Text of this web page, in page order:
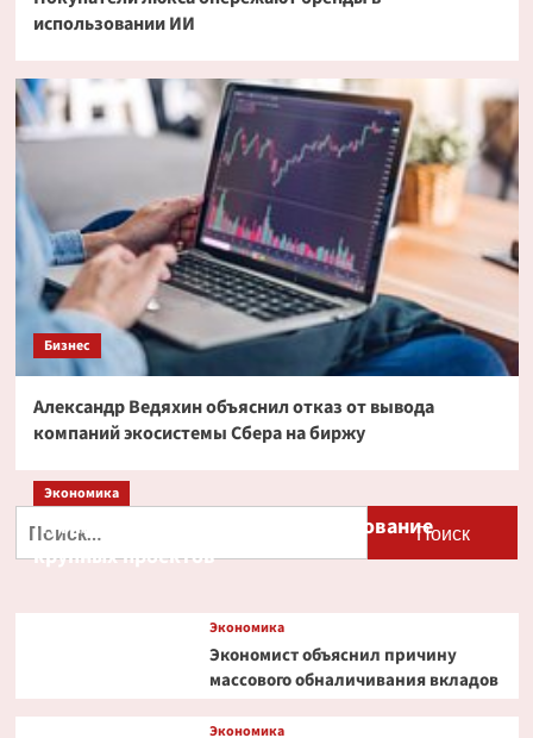
использовании ИИ
Бизнес
Александр Ведяхин объяснил отказ от вывода
компаний экосистемы Сбера на биржу
Экономика
Путин и Костин обсудили кредитование
крупных проектов
Экономика
Экономист объяснил причину
массового обналичивания вкладов
Экономика